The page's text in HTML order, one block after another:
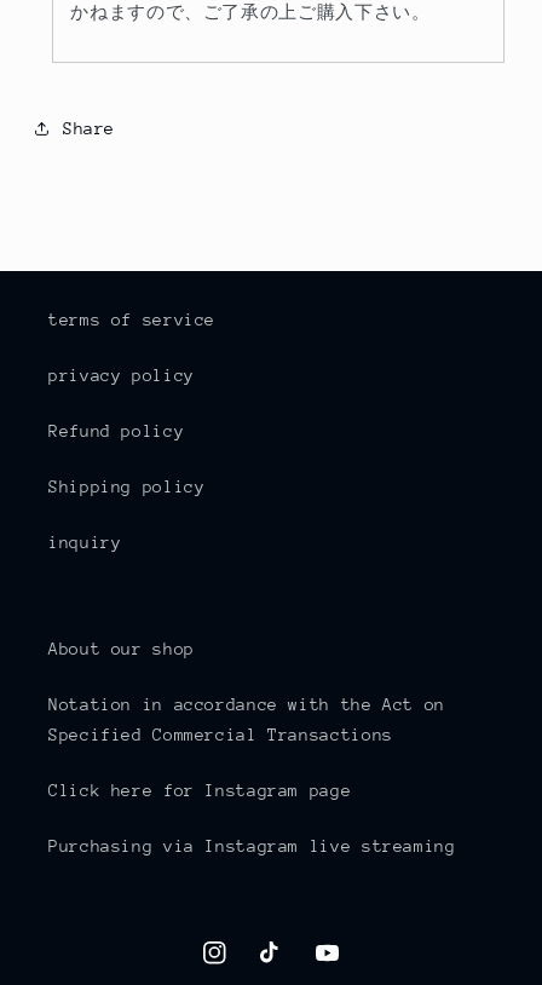
かねますので、ご了承の上ご購入下さい。
Share
terms of service
privacy policy
Refund policy
Shipping policy
inquiry
About our shop
Notation in accordance with the Act on
Specified Commercial Transactions
Click here for Instagram page
Purchasing via Instagram live streaming
InstagramTikTokYouTube